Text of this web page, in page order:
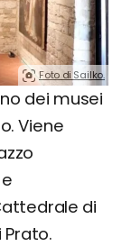
Foto di Sailko.
dei musei
Viene
di